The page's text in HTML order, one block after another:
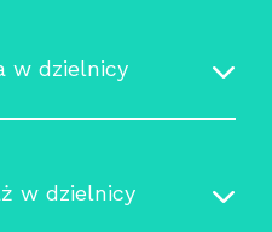
w dzielnicy
w dzielnicy